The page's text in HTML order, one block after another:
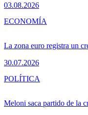
03.08.2026
La zona euro registra un
30.07.2026
ECONOMÍA
Meloni saca partido de la
POLÍTICA